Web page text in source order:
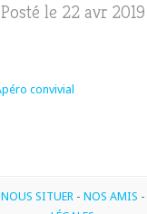
Posté le 22 avr 2019
NOUS SITUER - NOS AMIS -